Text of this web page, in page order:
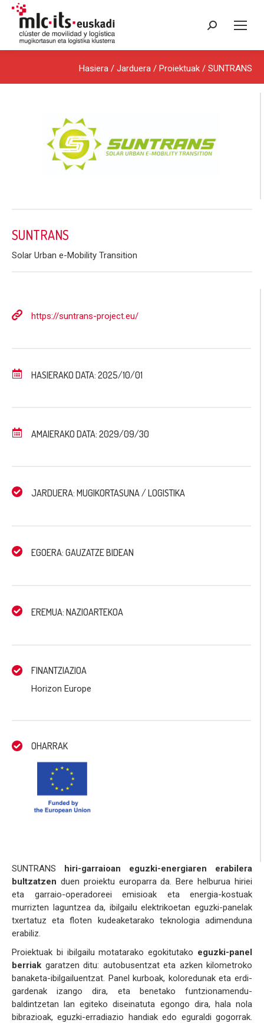
Search:
Hasiera / Jarduera / Proiektuak / SUNTRANS
SUNTRANS
Solar Urban e-Mobility Transition
https://suntrans-project.eu/
HASIERAKO DATA: 2025/10/01
AMAIERAKO DATA: 2029/09/30
JARDUERA: MUGIKORTASUNA / LOGISTIKA
EGOERA: GAUZATZE BIDEAN
EREMUA: NAZIOARTEKOA
FINANTZIAZIOA
Horizon Europe
OHARRAK
SUNTRANS hiri-garraioan eguzki-energiaren erabilera
bultzatzen duen proiektu europarra da. Bere helburua hiriei
eta garraio-operadoreei emisioak eta energia-kostuak
murrizten laguntzea da, ibilgailu elektrikoetan eguzki-panelak
txertatuz eta floten kudeaketarako teknologia adimenduna
erabiliz.
Proiektuak bi ibilgailu motatarako egokitutako eguzki-panel
berriak garatzen ditu: autobusentzat eta azken kilometroko
banaketa-ibilgailuentzat. Panel kurboak, koloredunak eta erdi-
gardenak izango dira, eta benetako funtzionamendu-
baldintzetan lan egiteko diseinatuta egongo dira, hala nola
bibrazioak, eguzki-erradiazio handiak edo eguraldi gogorrak.